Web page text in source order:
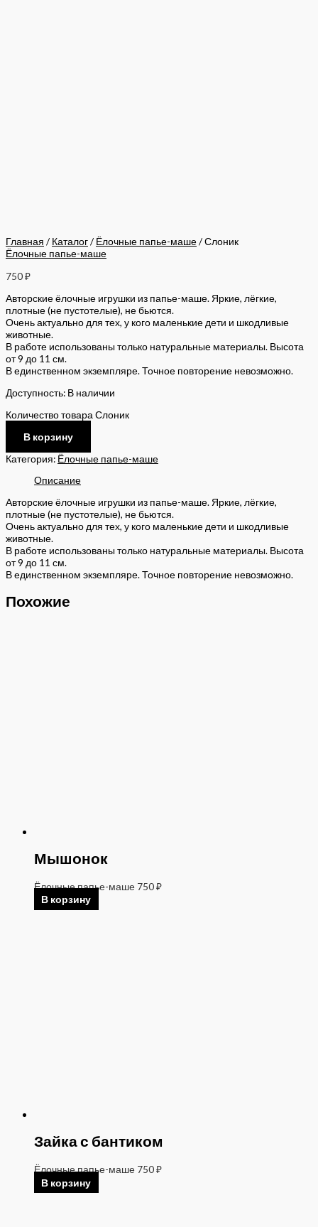
Главная / Каталог/ Ёлочные папье-маше/ Слоник
Ёлочные папье-маше
750₽
Авторские ёлочные игрушки из папье-маше. Яркие, лёгкие,
плотные (не пустотелые), не бьются.
Очень актуально для тех, у кого маленькие дети и шкодливые
животные.
В работе использованы только натуральные материалы. Высота
от 9 до 11 см.
В единственном экземпляре. Точное повторение невозможно.
Доступность: В наличии
Количество товара Слоник
В корзину
Категория: Ёлочные папье-маше
Описание
Авторские ёлочные игрушки из папье-маше. Яркие, лёгкие,
плотные (не пустотелые), не бьются.
Очень актуально для тех, у кого маленькие дети и шкодливые
животные.
В работе использованы только натуральные материалы. Высота
от 9 до 11 см.
В единственном экземпляре. Точное повторение невозможно.
Похожие
Мышонок
Ёлочные папье-маше 750₽
В корзину
Зайка с бантиком
Ёлочные папье-маше 750₽
В корзину